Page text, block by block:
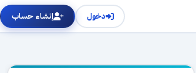
دخول إنشاء حساب